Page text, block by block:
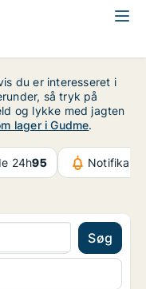
du er interesseret i
så tryk på
og lykke med jagten
lager i Gudme.
24h95
Søg